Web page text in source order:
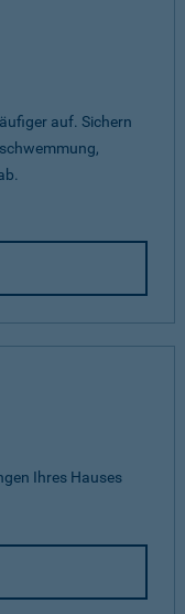
auf. Sichern
Ihres Hauses